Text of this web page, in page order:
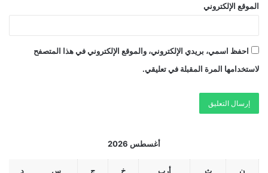
الموقع الإلكتروني
احفظ اسمي، بريدي الإلكتروني، والموقع الإلكتروني في هذا المتصفح
لاستخدامها المرة المقبلة في تعليقي.
أغسطس 2026
ن ث أرب خ ج س د